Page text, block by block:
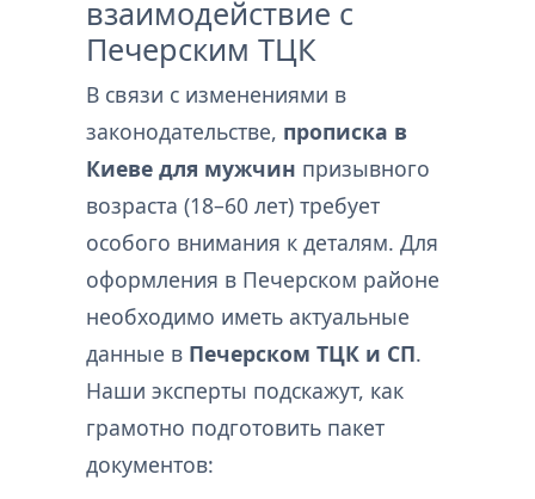
взаимодействие с
Печерским ТЦК
В связи с изменениями в
законодательстве, прописка в
Киеве для мужчин призывного
возраста (18–60 лет) требует
особого внимания к деталям. Для
оформления в Печерском районе
необходимо иметь актуальные
данные в Печерском ТЦК и СП.
Наши эксперты подскажут, как
грамотно подготовить пакет
документов: